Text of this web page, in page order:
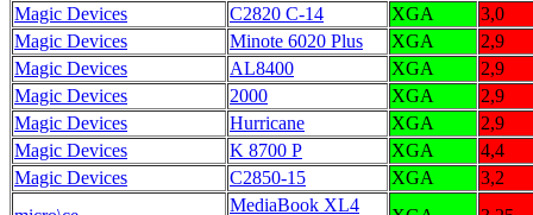
Magic Devices
C2820 C-14 XGA
3,0
Magic Devices
Minote 6020 Plus XGA
2,9
Magic Devices
AL8400 XGA
2,9
Magic Devices
2000 XGA
2,9
Magic Devices
Hurricane XGA
2,9
Magic Devices
K 8700 P XGA
4,4
Magic Devices
C2850-15 XGA
3,2
MediaBook XL4